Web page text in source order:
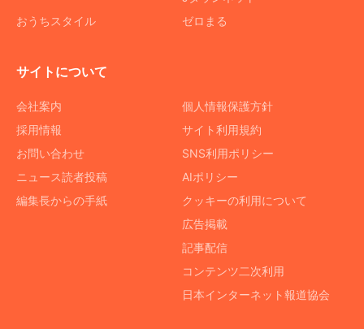
おうちスタイル
ゼロまる
サイトについて
会社案内
採用情報
お問い合わせ
ニュース読者投稿
編集長からの手紙
個人情報保護方針
サイト利用規約
SNS利用ポリシー
AIポリシー
クッキーの利用について
広告掲載
記事配信
コンテンツ二次利用
日本インターネット報道協会